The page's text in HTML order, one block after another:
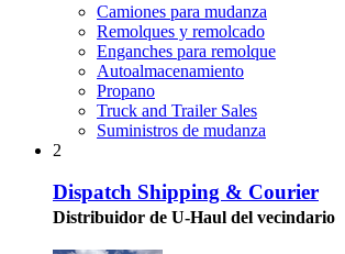
Camiones para mudanza
Remolques y remolcado
Enganches para remolque
Autoalmacenamiento
Propano
Truck and Trailer Sales
Suministros de mudanza
2
Dispatch Shipping & Courier
Distribuidor de U-Haul del vecindario